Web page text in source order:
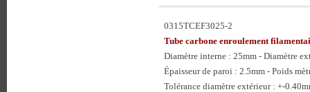
0315TCEF3025-2
Tube carbone enroulement
Diamètre interne : 25mm - Diamètre
Épaisseur de paroi : 2.5mm - Poids
Tolérance diamètre extérieur : +-